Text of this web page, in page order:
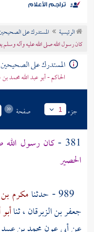
موضوعي
تراجم الأعلام
الرئيسية المستدرك على
كان رسول الله صلى الله عليه وآله
المستدرك على الصحيحين
الحاكم - أبو عبد الله محمد
جزء 1 صفحة
381 - كان رسول الله
الحصير
مكرم
جعفر بن الزبرقان، ثنا